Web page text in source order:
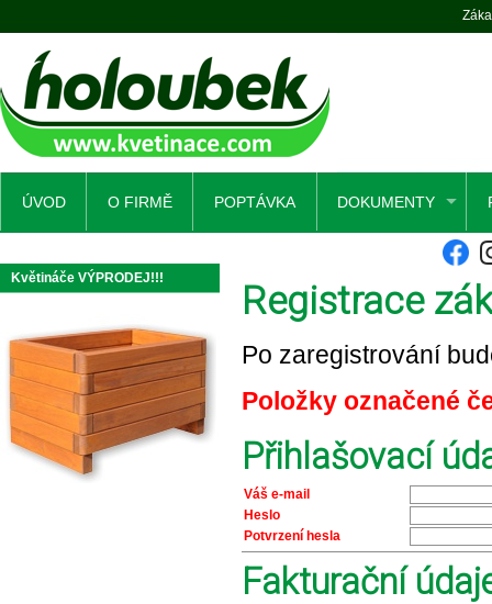
Registrace
Po zaregistrování
Položky označené
Přihlašovací
Váš e-mail
Heslo
Potvrzení hesla
Fakturační
Květináče VÝPRODEJ!!!
ÚVOD O FIRMĚ POPTÁVKA DOKUMENTY